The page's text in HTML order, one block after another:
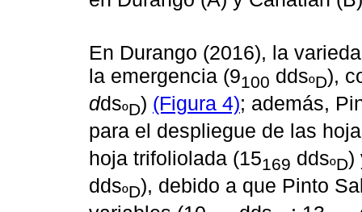
En Durango (2016), la
la emergencia (9100 ddsºD),
ddsºD) (Figura 4); además,
para el despliegue de las
hoja trifoliolada (15169 ddsºD)
ddsºD), debido a que Pinto